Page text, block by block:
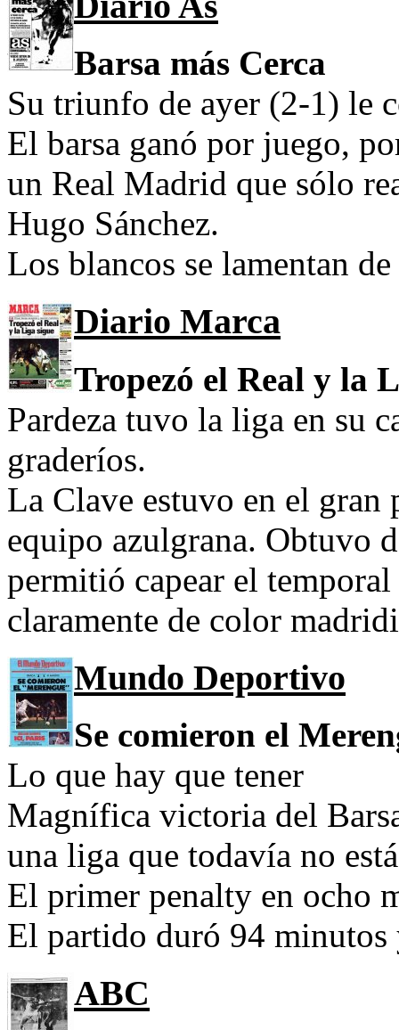
Barsa más Cerca
Su triunfo de ayer (2-1) le
El barsa ganó por juego,
un Real Madrid que sólo
Hugo Sánchez.
Los blancos se lamentan
Diario Marca
Tropezó el Real y la
Pardeza tuvo la liga en su
graderíos.
La Clave estuvo en el
equipo azulgrana. Obtuvo
permitió capear el
claramente de color
Mundo Deportivo
Se comieron el
Lo que hay que tener
Magnífica victoria del
una liga que todavía no
El primer penalty en ocho
El partido duró 94 minutos
ABC